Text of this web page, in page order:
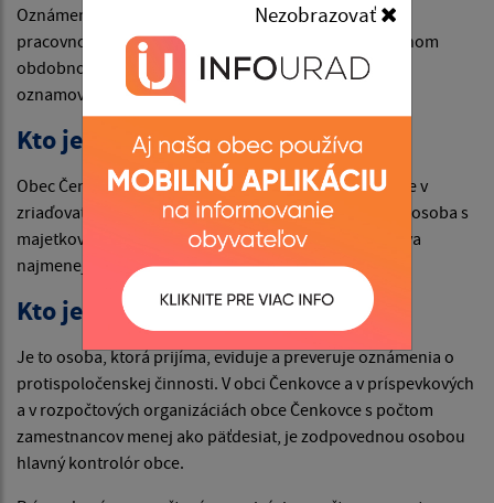
Nezobrazovať
Oznámenie môže podať fyzická osoba, ktorá je v
pracovnoprávnom vzťahu k zamestnávateľovi alebo inom
obdobnom vzťahu k zamestnávateľovi a anonymný
oznamovateľ.
Kto je zamestnávateľom?
Obec Čenkovce, príspevkové a rozpočtové organizácie v
zriaďovateľskej pôsobnosti obci Čenkovce, právnická osoba s
majetkovou účasťou obce Čenkovce, ktorá zamestnáva
najmenej päť zamestnancov.
Kto je zodpovedná osoba?
Je to osoba, ktorá prijíma, eviduje a preveruje oznámenia o
protispoločenskej činnosti. V obci Čenkovce a v príspevkových
a v rozpočtových organizáciách obce Čenkovce s počtom
zamestnancov menej ako päťdesiat, je zodpovednou osobou
hlavný kontrolór obce.